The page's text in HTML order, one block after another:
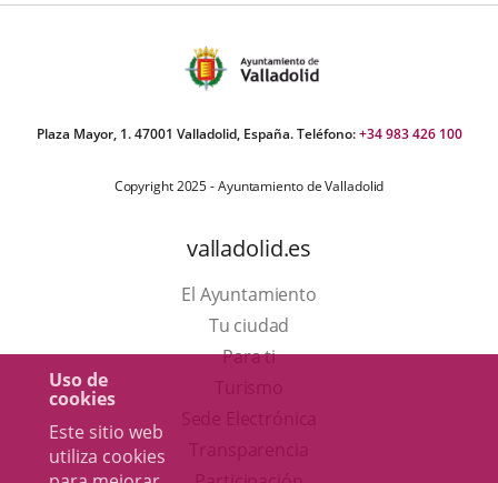
Uso de
cookies
Este sitio web
utiliza cookies
Plaza Mayor, 1. 47001 Valladolid, España. Teléfono:+34 983 426 100
Copyright 2025 - Ayuntamiento de Valladolid
valladolid.es
El Ayuntamiento
Tu ciudad
Para ti